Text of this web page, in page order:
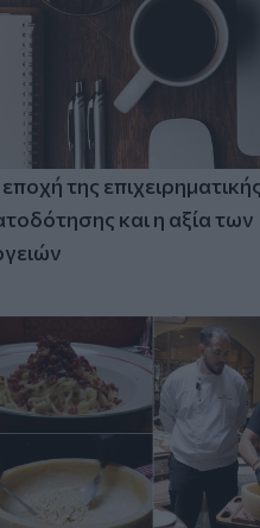
της επιχειρηματικής
και η αξία των